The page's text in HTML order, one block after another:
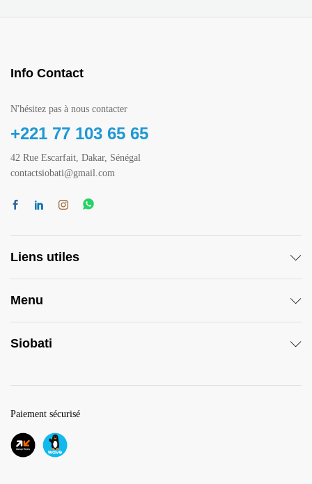
Info Contact
N'hésitez pas à nous contacter
+221 77 103 65 65
42 Rue Escarfait, Dakar, Sénégal
contactsiobati@gmail.com
Liens utiles
Menu
Siobati
Paiement sécurisé